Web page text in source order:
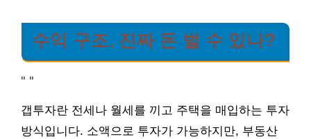
수익 구조, 진짜 돈 벌 수 있나?
" "
갭투자란 전세나 월세를 끼고 주택을 매입하는 투자
방식입니다. 소액으로 투자가 가능하지만, 부동산